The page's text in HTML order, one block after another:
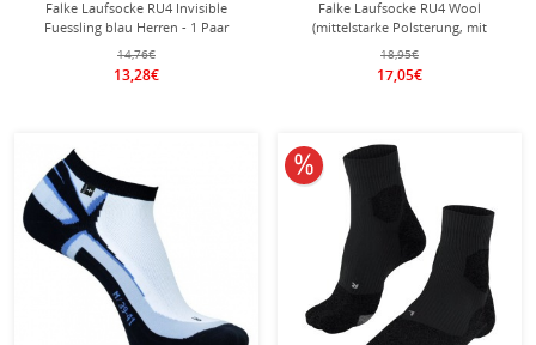
Falke Laufsocke RU4 Invisible
Fuessling blau Herren - 1 Paar
14,76€
13,28€
Falke Laufsocke RU4 Wool
(mittelstarke Polsterung, mit
Merinowolle) grau Herren - 1 Paar
18,95€
17,05€
10% reduziert